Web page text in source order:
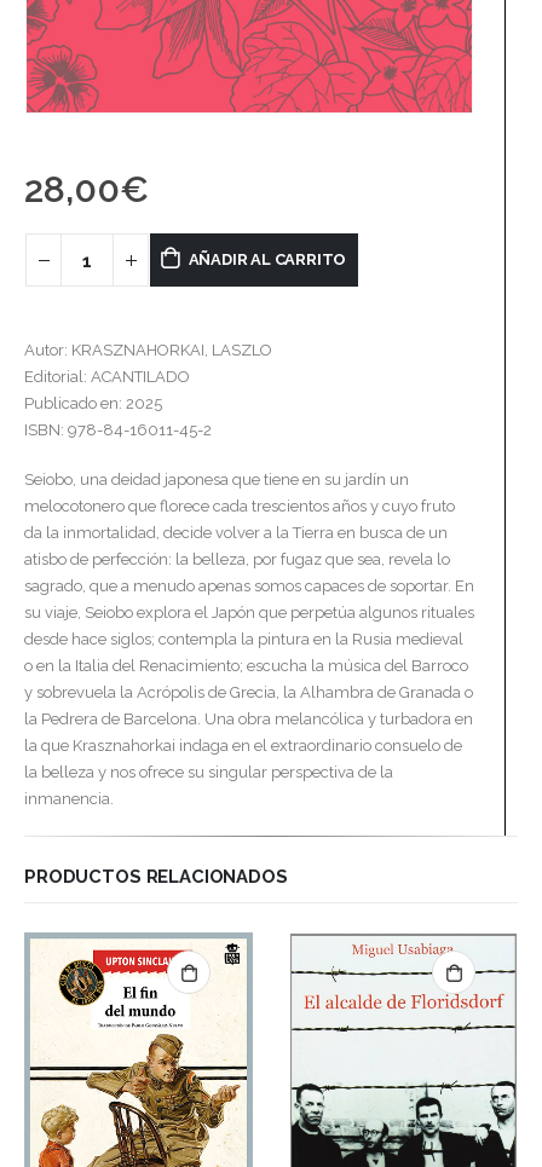
28,00€
AÑADIR AL CARRITO
Autor: KRASZNAHORKAI, LASZLO
Editorial: ACANTILADO
Publicado en: 2025
ISBN: 978-84-16011-45-2
Seiobo, una deidad japonesa que tiene en su jardín un
melocotonero que florece cada trescientos años y cuyo fruto
da la inmortalidad, decide volver a la Tierra en busca de un
atisbo de perfección: la belleza, por fugaz que sea, revela lo
sagrado, que a menudo apenas somos capaces de soportar. En
su viaje, Seiobo explora el Japón que perpetúa algunos rituales
desde hace siglos; contempla la pintura en la Rusia medieval
o en la Italia del Renacimiento; escucha la música del Barroco
y sobrevuela la Acrópolis de Grecia, la Alhambra de Granada o
la Pedrera de Barcelona. Una obra melancólica y turbadora en
la que Krasznahorkai indaga en el extraordinario consuelo de
la belleza y nos ofrece su singular perspectiva de la
inmanencia.
PRODUCTOS RELACIONADOS